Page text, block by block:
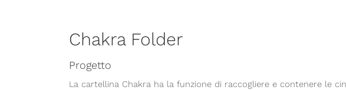
Chakra Folder
Progetto
La cartellina Chakra ha la funzione di raccogliere e contenere le